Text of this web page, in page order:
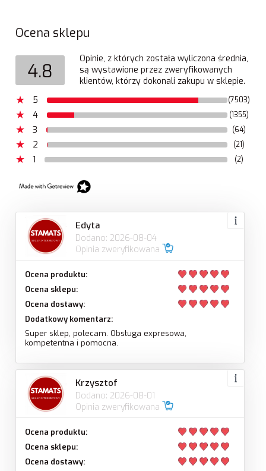
Ocena sklepu
4.8
Opinie, z których została wyliczona średnia,
są wystawione przez zweryfikowanych
klientów, którzy dokonali zakupu w sklepie.
5
(7503)
4 (1355)
3 (64)
2 (21)
1 (2)
Edyta
Dodano: 2026-08-04
Opinia zweryfikowana
Ocena produktu:
Ocena sklepu:
Ocena dostawy:
Dodatkowy komentarz:
Super sklep, polecam. Obsługa expresowa,
kompetentna i pomocna.
Krzysztof
Dodano: 2026-08-01
Opinia zweryfikowana
Ocena produktu:
Ocena sklepu:
Ocena dostawy: